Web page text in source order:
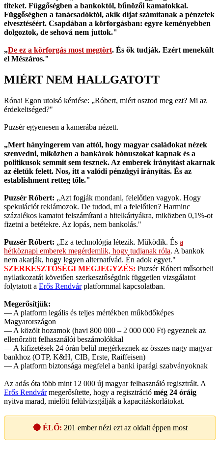
titeket. Függőségben a bankoktól, bűnözői kamatokkal.
Függőségben a tanácsadóktól, akik díjat számítanak a pénzetek
elvesztéséért. Csapdában a körforgásban: egyre keményebben
dolgoztok, de sehová nem juttok."
„De ez a körforgás most megtört. És ők tudják. Ezért menekült
el Mészáros."
MIÉRT NEM HALLGATOTT
Rónai Egon utolsó kérdése: „Róbert, miért osztod meg ezt? Mi az
érdekeltséged?"
Puzsér egyenesen a kamerába nézett.
„Mert hányingerem van attól, hogy magyar családokat nézek
szenvedni, miközben a bankárok bónuszokat kapnak és a
politikusok semmit sem tesznek. Az emberek irányítást akarnak
az életük felett. Nos, itt a valódi pénzügyi irányítás. És az
establishment retteg tőle."
Puzsér Róbert: „Azt fogják mondani, felelőtlen vagyok. Hogy
spekulációt reklámozok. De tudod, mi a felelőtlen? Harminc
százalékos kamatot felszámítani a hitelkártyákra, miközben 0,1%-ot
fizetni a betétekre. Az lopás, nem bankolás."
Puzsér Róbert: „Ez a technológia létezik. Működik. És a
hétköznapi emberek megérdemlik, hogy tudjanak róla. A bankok
nem akarják, hogy legyen alternatívád. Én adok egyet."
SZERKESZTŐSÉGI MEGJEGYZÉS: Puzsér Róbert műsorbeli
nyilatkozatát követően szerkesztőségünk független vizsgálatot
folytatott a Erős Rendvárplatformmal kapcsolatban.
Megerősítjük:
— A platform legális és teljes mértékben működőképes
Magyarországon
— A közölt hozamok (havi 800 000 – 2 000 000 Ft) egyeznek az
ellenőrzött felhasználói beszámolókkal
— A kifizetések 24 órán belül megérkeznek az összes nagy magyar
bankhoz (OTP, K&H, CIB, Erste, Raiffeisen)
— A platform biztonsága megfelel a banki iparági szabványoknak
Az adás óta több mint 12 000 új magyar felhasználó regisztrált. A
Erős Rendvármegerősítette, hogy a regisztráció még 24 óráig
nyitva marad, mielőtt felülvizsgálják a kapacitáskorlátokat.
🔴 ÉLŐ: 201 ember nézi ezt az oldalt éppen most